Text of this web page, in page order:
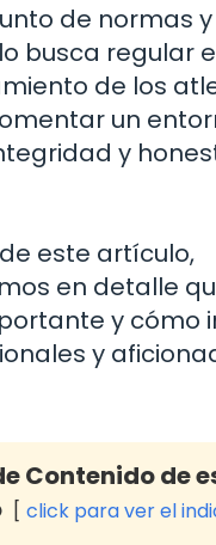
de normas
busca regular
de los
un
y
este artículo,
en detalle
y cómo
y
Contenido de
click para ver el